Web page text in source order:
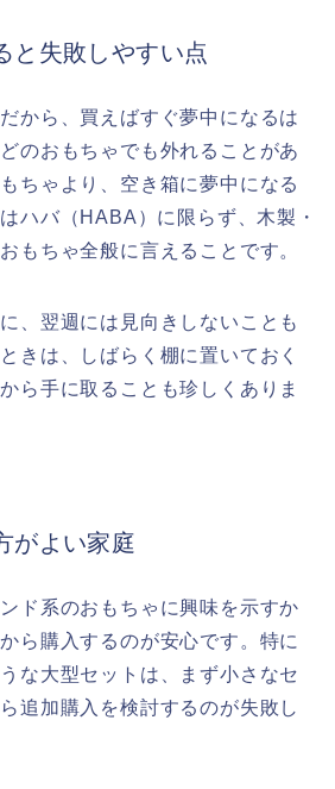
と失敗しやすい点
から、買えばすぐ夢中になるは
のおもちゃでも外れることがあ
ちゃより、空き箱に夢中になる
ハバ（HABA）に限らず、木製・
もちゃ全般に言えることです。
、翌週には見向きしないことも
きは、しばらく棚に置いておく
ら手に取ることも珍しくありま
がよい家庭
ド系のおもちゃに興味を示すか
ら購入するのが安心です。特に
な大型セットは、まず小さなセ
追加購入を検討するのが失敗し